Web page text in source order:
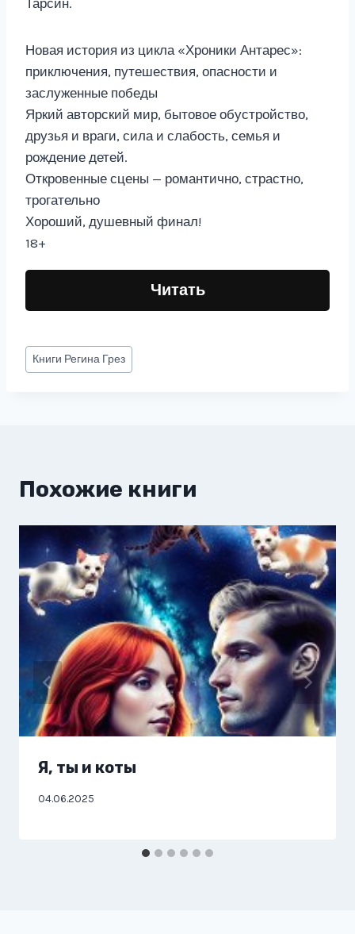
Тарсин.
Новая история из цикла «Хроники Антарес»:
приключения, путешествия, опасности и
заслуженные победы
Яркий авторский мир, бытовое обустройство,
друзья и враги, сила и слабость, семья и
рождение детей.
Откровенные сцены — романтично, страстно,
трогательно
Хороший, душевный финал!
18+
Читать
Метки
записи:
Книги Регина Грез
Похожие книги
Я, ты и коты
04.06.2025